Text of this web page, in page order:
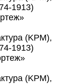
1913)
(KPM),
1913)
(KPM),